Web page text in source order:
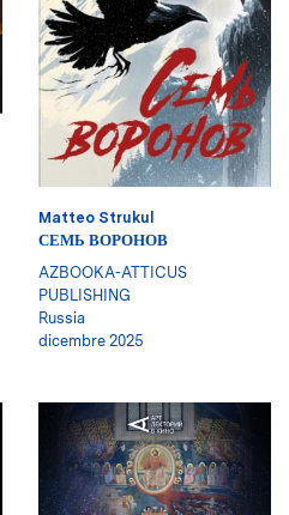
Matteo Strukul
СЕМЬ ВОРОНОВ
AZBOOKA-ATTICUS
PUBLISHING
Russia
dicembre 2025